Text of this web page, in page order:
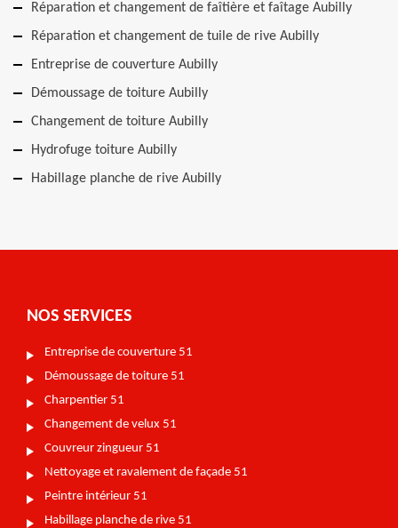
Réparation et changement de faîtière et faîtage Aubilly
Réparation et changement de tuile de rive Aubilly
Entreprise de couverture Aubilly
Démoussage de toiture Aubilly
Changement de toiture Aubilly
Hydrofuge toiture Aubilly
Habillage planche de rive Aubilly
NOS SERVICES
Entreprise de couverture 51
Démoussage de toiture 51
Charpentier 51
Changement de velux 51
Couvreur zingueur 51
Nettoyage et ravalement de façade 51
Peintre intérieur 51
Habillage planche de rive 51